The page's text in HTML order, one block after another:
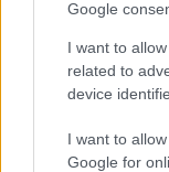
Google
I want to
related to
device
I want to
Google for